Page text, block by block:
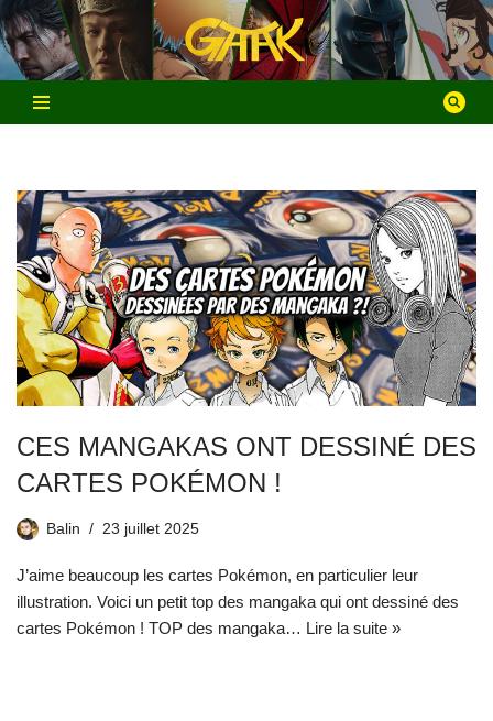
Aller
au
contenu
CES MANGAKAS ONT DESSINÉ DES
CARTES POKÉMON !
Balin 23 juillet 2025
J’aime beaucoup les cartes Pokémon, en particulier leur
illustration. Voici un petit top des mangaka qui ont dessiné des
cartes Pokémon ! TOP des mangaka… Lire la suite »